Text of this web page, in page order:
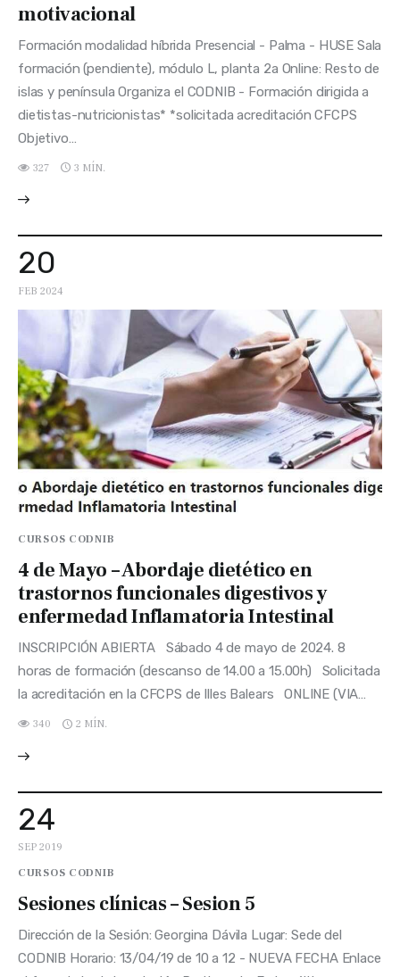
motivacional
Formación modalidad híbrida Presencial - Palma - HUSE Sala
formación (pendiente), módulo L, planta 2a Online: Resto de
islas y península Organiza el CODNIB - Formación dirigida a
dietistas-nutricionistas* *solicitada acreditación CFCPS
Objetivo…
327 3 MÍN.
20
FEB 2024
CURSOS CODNIB
4 de Mayo – Abordaje dietético en
trastornos funcionales digestivos y
enfermedad Inflamatoria Intestinal
INSCRIPCIÓN ABIERTA Sábado 4 de mayo de 2024. 8
horas de formación (descanso de 14.00 a 15.00h) Solicitada
la acreditación en la CFCPS de Illes Balears ONLINE (VIA…
340 2 MÍN.
24
SEP 2019
CURSOS CODNIB
Sesiones clínicas – Sesion 5
Dirección de la Sesión: Georgina Dávila Lugar: Sede del
CODNIB Horario: 13/04/19 de 10 a 12 - NUEVA FECHA Enlace